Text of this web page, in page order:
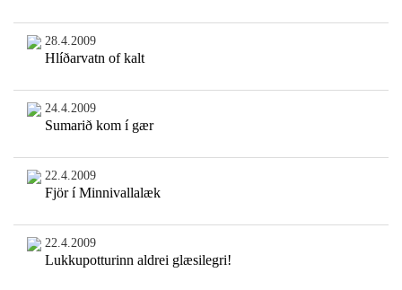
28.4.2009
Hlíðarvatn of kalt
24.4.2009
Sumarið kom í gær
22.4.2009
Fjör í Minnivallalæk
22.4.2009
Lukkupotturinn aldrei glæsilegri!